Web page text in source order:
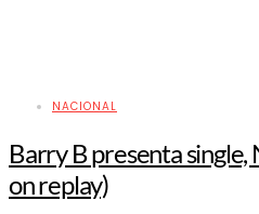
NACIONAL
Barry B presenta single,
on replay)